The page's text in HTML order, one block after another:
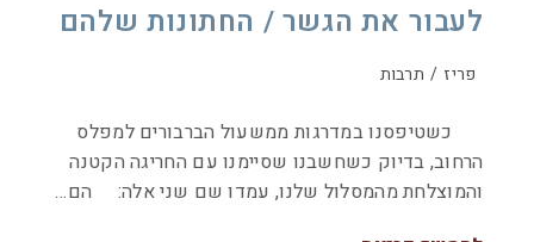
לעבור את הגשר / החתונות שלהם
פריז / תרבות
כשטיפסנו במדרגות ממשעול הברבורים למפלס
הרחוב, בדיוק כשחשבנו שסיימנו עם החריגה הקטנה
והמוצלחת מהמסלול שלנו, עמדו שם שני אלה: הם…